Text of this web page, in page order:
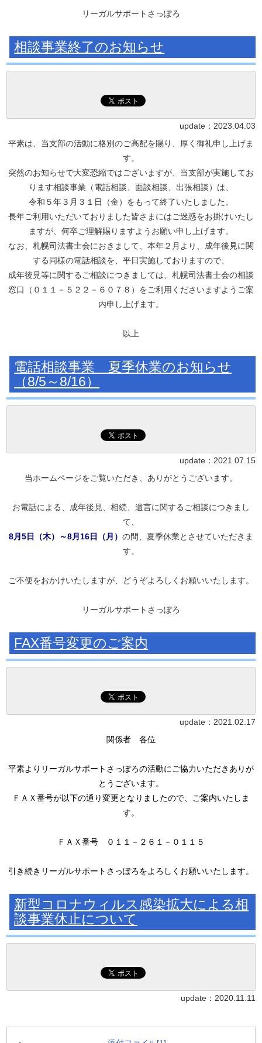
リーガルサポートさっぽろ
相談事業終了のお知らせ
update： 2023.04.03
平素は、当支部の活動に格別のご高配を賜り、厚く御礼申し上げま
す。
突然のお知らせで大変恐縮ではございますが、当支部が実施してお
ります相談事業（電話相談、面談相談、出張相談）は、
令和５年３月３１日（金）をもって終了いたしました。
長年ご利用いただいておりました皆さまにはご迷惑をお掛けいたし
ますが、何卒ご理解賜りますようお願い申し上げます。
なお、札幌司法書士会におきまして、本年２月より、成年後見に関
する同様の電話相談を、平日実施しておりますので、
成年後見等に関するご相談につきましては、札幌司法書士会の相談
窓口（０１１－５２２－６０７８）をご利用くださいますようご案
内申し上げます。
以上
電話相談事業 夏季休業のお知らせ
（8/5～8/16）
update： 2021.07.15
当ホームページをご覧いただき、ありがとうございます。
お電話による、成年後見、相続、遺言に関するご相談につきまし
て、
8月5日（木）～8月16日（月） の間、夏季休業とさせていただきま
す。
ご不便をおかけいたしますが、どうぞよろしくお願いいたします。
リーガルサポートさっぽろ
FAX番号変更のご案内
update： 2021.02.17
関係者 各位
平素よりリーガルサポートさっぽろの活動にご協力いただきありが
とうございます。
ＦＡＸ番号が以下の通り変更となりましたので、ご案内いたしま
す。
ＦＡＸ番号 ０１１－２６１－０１１５
引き続きリーガルサポートさっぽろをよろしくお願いいたします。
新型コロナウィルス感染拡大による相
談事業休止について
update： 2020.11.11